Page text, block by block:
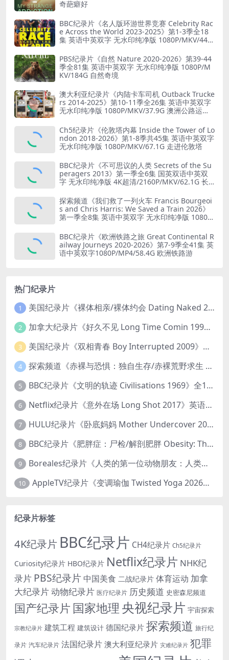
奇葩癖好
BBC纪录片《名人版环游世界竞赛 Celebrity Rac
e Across the World 2023-2025》第1-3季全18
集 英语中英双字 无水印纯净版 1080P/MKV/44.8
PBS纪录片《自然 Nature 2020-2026》第39-44
季全81集 英语中英双字 无水印纯净版 1080P/M
KV/184G 自然奇境
澳大利亚纪录片《内陆卡车司机 Outback Trucke
rs 2014-2025》第10-11季全26集 英语中英双字
无水印纯净版 1080P/MKV/37.9G 澳洲公路运输
Ch5纪录片《伦敦塔内幕 Inside the Tower of Lo
ndon 2018-2026》第1-8季共45集 英语中英双字
无水印纯净版 1080P/MKV/67.1G 走进伦敦塔
BBC纪录片《不可思议的人类 Secrets of the Su
peragers 2013》第一季全6集 国英双语中英双
字 无水印纯净版 4K超清/2160P/MKV/62.1G 长
探索频道《我们救了一列火车 Francis Bourgeoi
s and Chris Harris: We Saved a Train 2026》
第一季全8集 英语中英双字 无水印纯净版 1080P/
BBC纪录片《欧洲铁路之旅 Great Continental R
ailway Journeys 2020-2026》第7-9季全41集 英
语中英双字1080P/MP4/58.4G 欧洲铁路游
热门纪录片
1 美国纪录片《裸体相亲/裸体约会 Dating Naked 2014-2016》第1-3季全33集 英语中英双字 无水印纯净版 1080P/MKV/85.6G 裸体相亲真人秀
2 加拿大纪录片《好久不见 Long Time Comin 1993》英语中英双字 官方纯净版 1080P/MKV/1G 女同性艺术家
3 美国纪录片《双相青春 Boy Interrupted 2009》英语中英双字 官方纯净版 1080P/MKV/1.43G 青少年躁郁症
4 探索频道《赤裸与恐惧：独自生存/赤裸荒野求生 Naked and Afraid: Solo 2023》第一季全8集 英语中英双字 官方纯净版 高码1080P/MKV/45.4G
5 BBC纪录片《文明的轨迹 Civilisations 1969》全13集 英语中英双字 高清收藏版 1080P/MKV/64.1G 西方艺术史话
6 Netflix纪录片《意外在场 Long Shot 2017》英语中字 720P/NKV/1.06GB 美国谋杀误判案件
7 HULU纪录片《卧底妈妈 Mother Undercover 2023》全4集 英语中英双字 官方纯净版 1080P/MKV/7.6G 拯救孩子
8 BBC纪录片《肥胖症：尸检/解剖肥胖 Obesity: The Post Mortem 2016》英语中英双字 无水印纯净版 1080P/MKV/1.03G
9 Boreales纪录片《人类的第一位动物朋友：人类和狗的神奇故事 Man’s First Friend 2018》英语中英双字 1080P/MP4/1.8G 狗的神奇故事
10 AppleTV纪录片《变调瑜伽 Twisted Yoga 2026》全3集 英语中英双字 无水印纯净版 1080P/MKV/10G 瑜伽大师背后的真相
纪录片标签
4K纪录片 BBC纪录片 CH4纪录片 Ch5纪录片
Curiosity纪录片 HBO纪录片 Netflix纪录片 NHK纪
录片 PBS纪录片 中国美食 二战纪录片 体育运动 加拿
大纪录片动物纪录片 医疗纪录片 历史频道 史密森尼频道
国产纪录片 国家地理 央视纪录片 宇宙探索
宗教纪录片 建筑工程 建筑设计 德国纪录片 探索频道 旅行纪
录片 汽车纪录片 法国纪录片 澳大利亚纪录片 灾难纪录片 犯罪